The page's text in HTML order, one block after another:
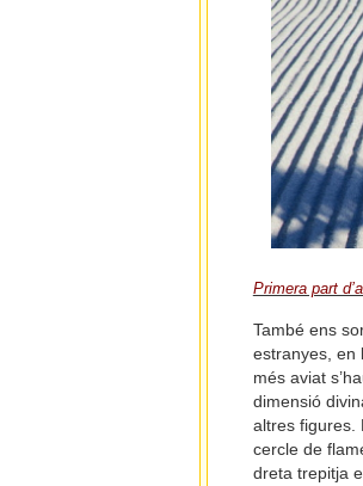
Primera part
També ens
estranyes, en
més aviat
dimensió
altres figures.
cercle de
dreta trepitja